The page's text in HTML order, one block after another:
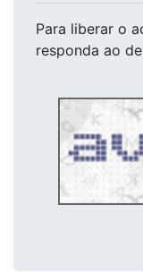
Para liberar o
responda ao